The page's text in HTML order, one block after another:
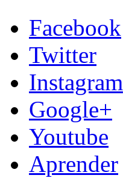
Facebook
Twitter
Instagram
Google+
Youtube
Aprender